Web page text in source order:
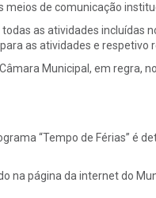
de comunicação
todas as atividades incluídas
as atividades e respetivo
Municipal, em regra,
“Tempo de Férias” é
na página da internet do